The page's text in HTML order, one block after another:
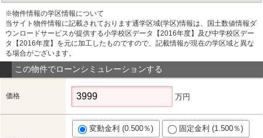
※物件情報の学区情報について
当サイト物件情報に記載されております通学区域(学区)情報は、国土数値情報ダ
ウンロードサービスが提供する小学校区データ【2016年度】及び中学校区デー
タ【2016年度】を元に加工したものですので、記載情報が現在の学区域と異な
る場合がございます。
この物件でローンシミュレーションする
価格 万円
変動金利 (0.500％) 固定金利 (1.500％)